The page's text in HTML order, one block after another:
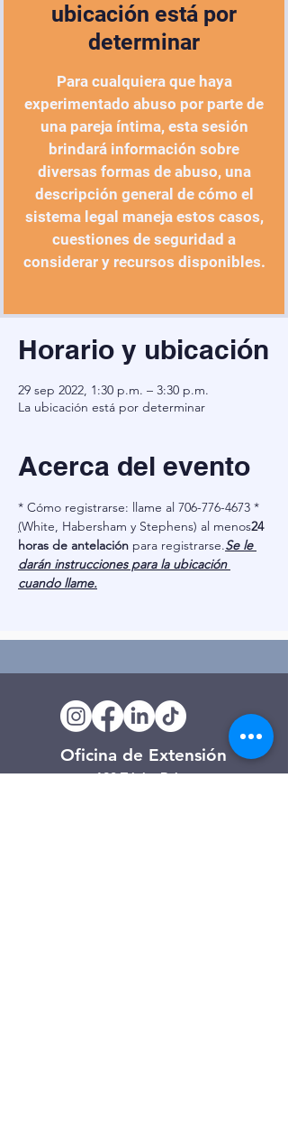
ubicación está por
determinar
Para cualquiera que haya
experimentado abuso por parte de
una pareja íntima, esta sesión
brindará información sobre
diversas formas de abuso, una
descripción general de cómo el
sistema legal maneja estos casos,
cuestiones de seguridad a
considerar y recursos disponibles.
Horario y ubicación
29 sep 2022, 1:30 p.m. – 3:30 p.m.
La ubicación está por determinar
Acerca del evento
* Cómo registrarse: llame al 706-776-4673 *
(White, Habersham y Stephens) al menos24
horas de antelación para registrarse.Se le
darán instrucciones para la ubicación
cuando llame.
Oficina de Extensión
120 Trinity Drive